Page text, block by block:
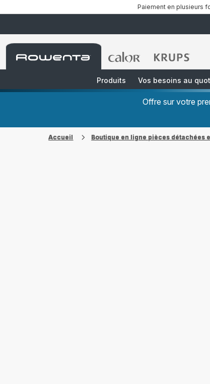
Paiement en plusieurs
Accueil
Rowenta
Accueil
Produits
Vos besoins au
Offre sur votre
Accueil Boutique en ligne pièces détachées